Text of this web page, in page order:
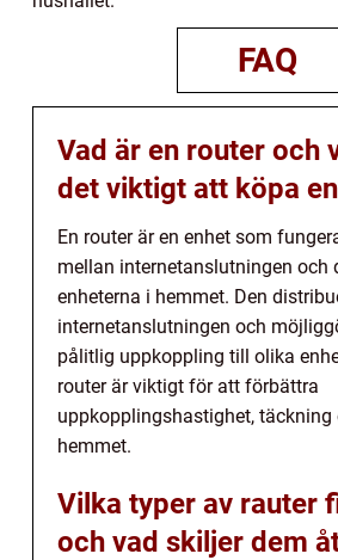
FAQ
Vad är en router och
det viktigt att köpa
En router är en enhet som
mellan internetanslutningen och
enheterna i hemmet. Den
internetanslutningen och
pålitlig uppkoppling till olika
router är viktigt för att förbättra
uppkopplingshastighet, täckning
hemmet.
Vilka typer av rauter
och vad skiljer dem